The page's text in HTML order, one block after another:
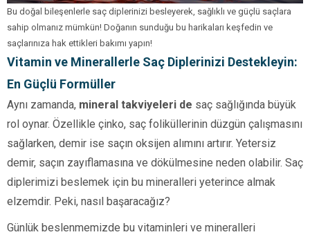
Bu doğal bileşenlerle saç diplerinizi besleyerek, sağlıklı ve güçlü saçlara
sahip olmanız mümkün! Doğanın sunduğu bu harikaları keşfedin ve
saçlarınıza hak ettikleri bakımı yapın!
Vitamin ve Minerallerle Saç Diplerinizi Destekleyin:
En Güçlü Formüller
Aynı zamanda, mineral takviyeleri de saç sağlığında büyük
rol oynar. Özellikle çinko, saç foliküllerinin düzgün çalışmasını
sağlarken, demir ise saçın oksijen alımını artırır. Yetersiz
demir, saçın zayıflamasına ve dökülmesine neden olabilir. Saç
diplerimizi beslemek için bu mineralleri yeterince almak
elzemdir. Peki, nasıl başaracağız?
Günlük beslenmemizde bu vitaminleri ve mineralleri